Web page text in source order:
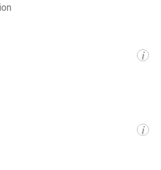
i
i